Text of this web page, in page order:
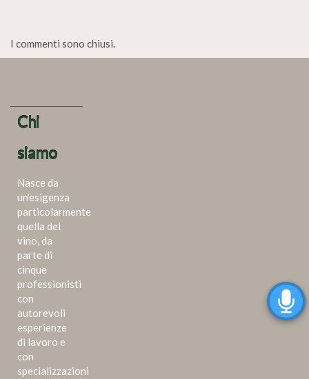
I commenti sono chiusi.
Chi
siamo
Nasce da
un'esigenza
particolarmente
quella del
vino, da
parte di
cinque
professionisti
con
autorevoli
esperienze
di lavoro e
con
specializzazioni